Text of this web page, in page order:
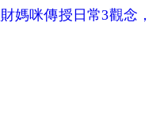
媽咪傳授日常3觀念，